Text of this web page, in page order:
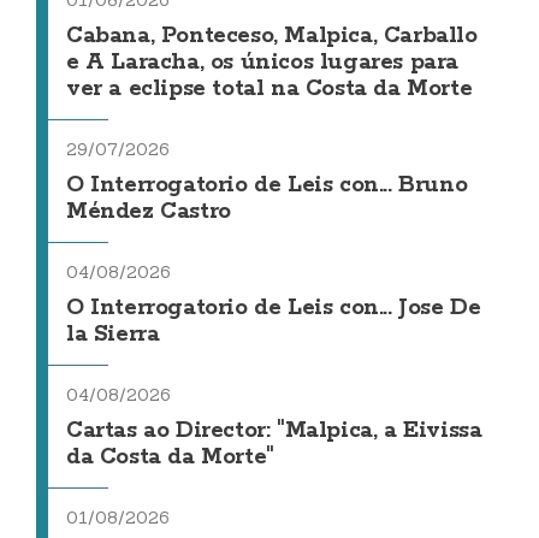
Cabana, Ponteceso, Malpica, Carballo
e A Laracha, os únicos lugares para
ver a eclipse total na Costa da Morte
29/07/2026
O Interrogatorio de Leis con... Bruno
Méndez Castro
04/08/2026
O Interrogatorio de Leis con... Jose De
la Sierra
04/08/2026
Cartas ao Director: "Malpica, a Eivissa
da Costa da Morte"
01/08/2026